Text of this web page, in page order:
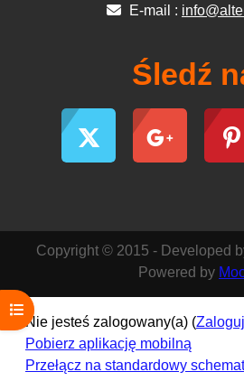
Otwórz indeks kursu
E-mail :
Śledź
Copyright © 2015 - Developed
Powered by
Nie jesteś zalogowany(a) (
Pobierz aplikację mobilną
Przełącz na standardowy